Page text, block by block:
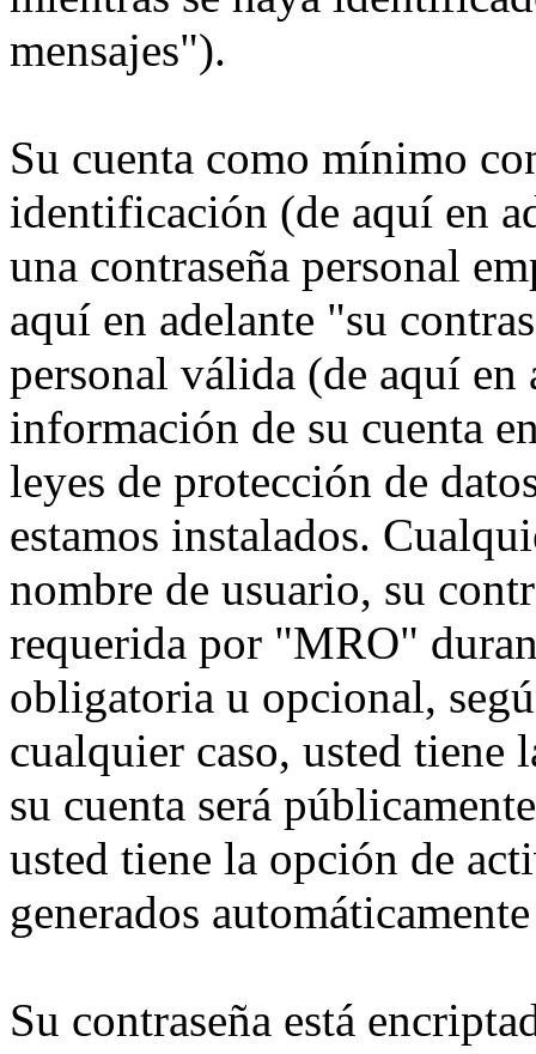
mensajes").
Su cuenta como mínimo
identificación (de aquí en
una contraseña personal
aquí en adelante "su
personal válida (de aquí
información de su cuenta
leyes de protección de
estamos instalados.
nombre de usuario, su
requerida por "MRO"
obligatoria u opcional,
cualquier caso, usted tiene
su cuenta será
usted tiene la opción de
generados
Su contraseña está